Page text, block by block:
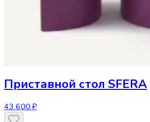
Приставной стол SFERA
43 600 ₽